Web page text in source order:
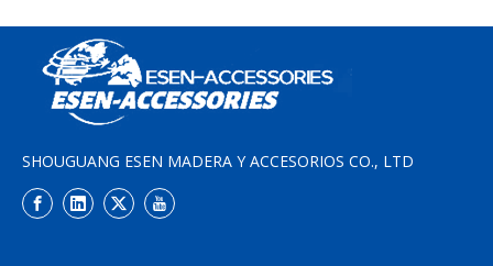
SHOUGUANG ESEN MADERA Y ACCESORIOS CO., LTD